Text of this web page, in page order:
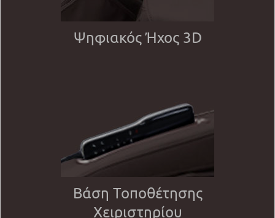
Ψηφιακός Ήχος 3D
Βάση Τοποθέτησης
Χειριστηρίου